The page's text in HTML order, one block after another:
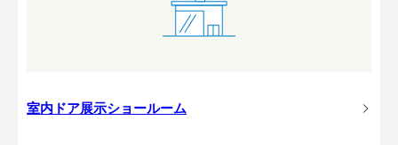
室内ドア展示ショールーム